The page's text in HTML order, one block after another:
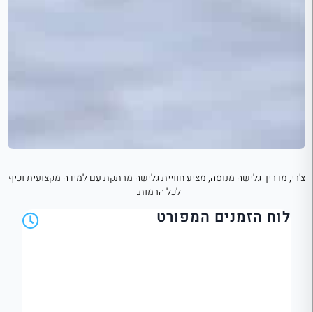
צ'רי, מדריך גלישה מנוסה, מציע חוויית גלישה מרתקת עם למידה מקצועית וכיף
לכל הרמות.
לוח הזמנים המפורט